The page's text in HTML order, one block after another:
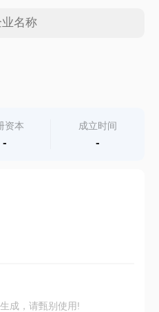
资本
-
成立时间
-
成，请甄别使用!